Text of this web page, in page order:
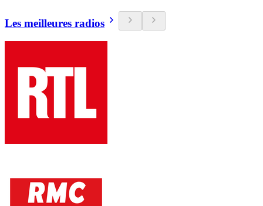
Les meilleures radios